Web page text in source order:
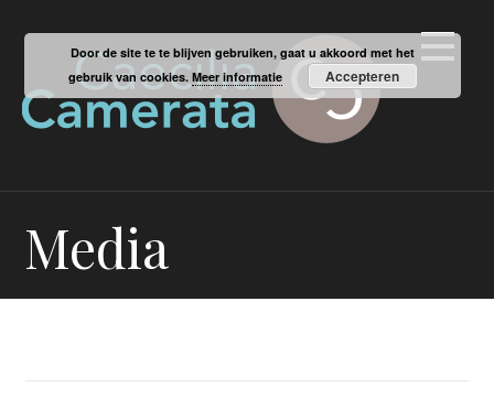
naar
inhoud
Media
Door de site te te blijven gebruiken, gaat u akkoord met het
gebruik van cookies. Meer informatie Accepteren